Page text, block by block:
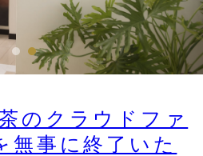
のクラウドファ
無事に終了いた